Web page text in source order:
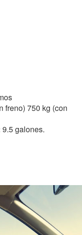
freno) 750 kg (con
9.5 galones.